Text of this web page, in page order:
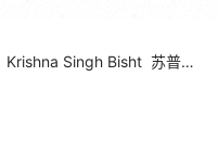
Krishna Singh Bisht 苏普丽亚·帕塔克